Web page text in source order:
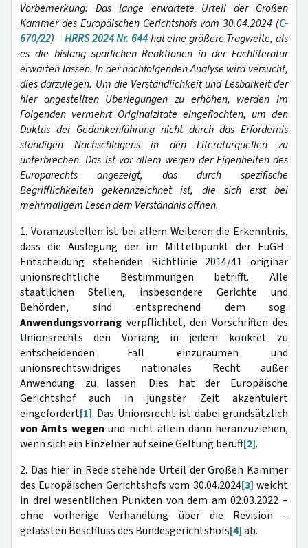
Vorbemerkung: Das lange erwartete Urteil der Großen
Kammer des Europäischen Gerichtshofs vom 30.04.2024 (C-
670/22) =HRRS 2024 Nr. 644hat eine größere Tragweite, als
es die bislang spärlichen Reaktionen in der Fachliteratur
erwarten lassen. In der nachfolgenden Analyse wird versucht,
dies darzulegen. Um die Verständlichkeit und Lesbarkeit der
hier angestellten Überlegungen zu erhöhen, werden im
Folgenden vermehrt Originalzitate eingeflochten, um den
Duktus der Gedankenführung nicht durch das Erfordernis
ständigen Nachschlagens in den Literaturquellen zu
unterbrechen. Das ist vor allem wegen der Eigenheiten des
Europarechts angezeigt, das durch spezifische
Begrifflichkeiten gekennzeichnet ist, die sich erst bei
mehrmaligem Lesen dem Verständnis öffnen.
1. Voranzustellen ist bei allem Weiteren die Erkenntnis,
dass die Auslegung der im Mittelbpunkt der EuGH-
Entscheidung stehenden Richtlinie 2014/41 originär
unionsrechtliche Bestimmungen betrifft. Alle
staatlichen Stellen, insbesondere Gerichte und
Behörden, sind entsprechend dem sog.
Anwendungsvorrang verpflichtet, den Vorschriften des
Unionsrechts den Vorrang in jedem konkret zu
entscheidenden Fall einzuräumen und
unionsrechtswidriges nationales Recht außer
Anwendung zu lassen. Dies hat der Europäische
Gerichtshof auch in jüngster Zeit akzentuiert
eingefordert[1]. Das Unionsrecht ist dabei grundsätzlich
von Amts wegen und nicht allein dann heranzuziehen,
wenn sich ein Einzelner auf seine Geltung beruft[2].
2. Das hier in Rede stehende Urteil der Großen Kammer
des Europäischen Gerichtshofs vom 30.04.2024[3] weicht
in drei wesentlichen Punkten von dem am 02.03.2022 –
ohne vorherige Verhandlung über die Revision –
gefassten Beschluss des Bundesgerichtshofs[4]ab.